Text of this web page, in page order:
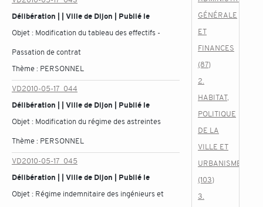
Délibération | | Ville de Dijon | Publié le
Objet : Modification du tableau des effectifs -
Passation de contrat
Thème : PERSONNEL
VD2010-05-17_044
Délibération | | Ville de Dijon | Publié le
Objet : Modification du régime des astreintes
Thème : PERSONNEL
VD2010-05-17_045
Délibération | | Ville de Dijon | Publié le
Objet : Régime indemnitaire des ingénieurs et
GÉNÉRALE
ET
FINANCES
(87)
2.
HABITAT,
POLITIQUE
DE LA
VILLE ET
URBANISME
(103)
3.